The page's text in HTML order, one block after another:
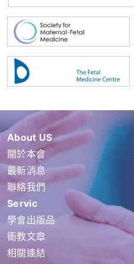
About US
關於本會
最新消息
聯絡我們
Servic
學會出版品
衛教文章
相關連結